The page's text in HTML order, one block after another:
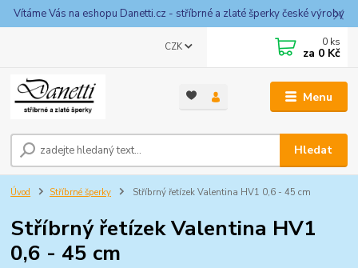
Vítáme Vás na eshopu Danetti.cz - stříbrné a zlaté šperky české výroby
Menu
CZK
Hledat
0 ks
za 0 Kč
Úvod Stříbrné šperky Stříbrný řetízek Valentina HV1 0,6 - 45 cm
Stříbrný řetízek Valentina HV1
0,6 - 45 cm